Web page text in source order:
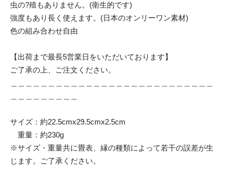
虫の?殖もありません。(衛生的です)
強度もあり長く使えます。(日本のオンリーワン素材)
色の組み合わせ自由
【出荷まで最長5営業日をいただいております】
ご了承の上、ご注文ください。
サイズ：約22.5cmx29.5cmx2.5cm
重量：約230g
※サイズ・重量共に畳表、縁の種類によって若干の誤差が生
じます。ご了承ください。